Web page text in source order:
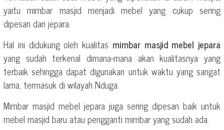
yaitu mimbar masjid menjadi mebel yang cukup sering
dipesan dari jepara.
Hal ini didukung oleh kualitas mimbar masjid mebel jepara
yang sudah terkenal dimana-mana akan kualitasnya yang
terbaik sehingga dapat digunakan untuk waktu yang sangat
lama, termasuk di wilayah Nduga.
Mimbar masjid mebel jepara juga sering dipesan baik untuk
mebel masjid baru atau pengganti mimbar yang sudah ada.